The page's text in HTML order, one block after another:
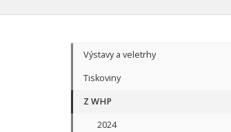
Výstavy a veletrhy
Tiskoviny
Z WHP
2024